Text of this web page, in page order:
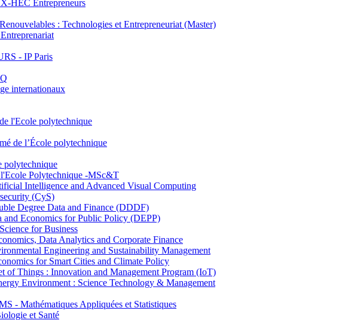
HEC Entrepreneurs
: Technologies et Entrepreneuriat (Master)
- IP Paris
internationaux
l'Ecole polytechnique
de l’École polytechnique
polytechnique
Polytechnique -MSc&T
Intelligence and Advanced Visual Computing
(CyS)
Degree Data and Finance (DDDF)
Economics for Public Policy (DEPP)
for Business
Data Analytics and Corporate Finance
Engineering and Sustainability Management
for Smart Cities and Climate Policy
of Things : Innovation and Management Program (IoT)
Environment : Science Technology & Management
- Mathématiques Appliquées et Statistiques
et Santé